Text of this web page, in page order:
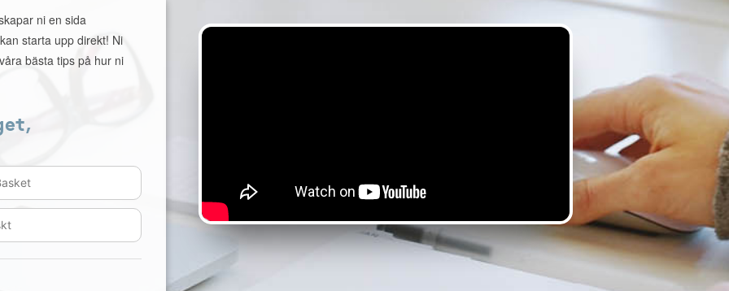
ni en sida
starta upp direkt! Ni
bästa tips på hur ni